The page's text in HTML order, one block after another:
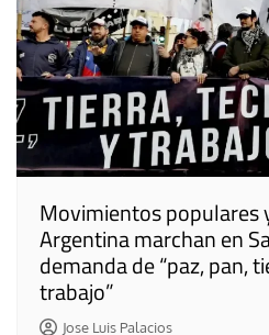
Movimientos populares
Argentina marchan en
demanda de “paz, pan,
trabajo”
Jose Luis Palacios